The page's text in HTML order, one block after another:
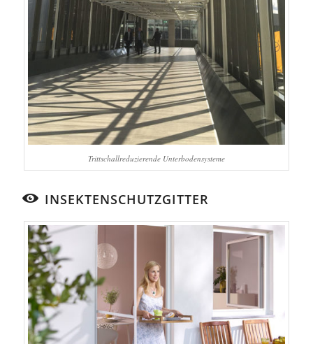
Trittschallreduzierende Unterbodensysteme
INSEKTENSCHUTZGITTER